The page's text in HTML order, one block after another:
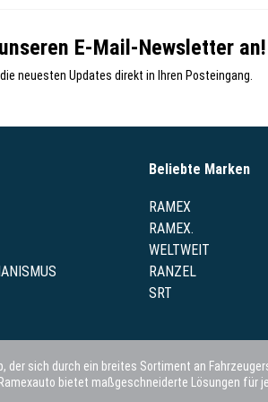
E-Mail-Newsletter an!
neuesten Updates direkt in Ihren Posteingang.
Beliebte Marken
RAMEX
RAMEX.
WELTWEIT
RANZEL
SRT
der sich durch ein breites Sortiment an
bietet maßgeschneiderte Lösungen für